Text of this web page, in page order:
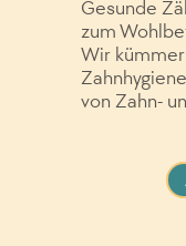
Gesunde
zum
Wir
von Zahn-